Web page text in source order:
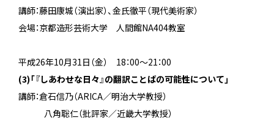
講師：藤田康城（演出家）、金氏徹平（現代美術家）
会場：京都造形芸術大学 人間館NA404教室
平成26年10月31日（金） 18：00～21：00
(3)「『しあわせな日々』の翻訳――ことばの可能性について」
講師：倉石信乃（ARICA／明治大学教授）
八角聡仁（批評家／近畿大学教授）